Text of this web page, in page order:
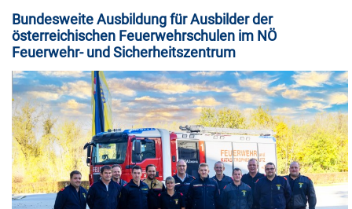
Bundesweite Ausbildung für Ausbilder der
österreichischen Feuerwehrschulen im NÖ
Feuerwehr- und Sicherheitszentrum